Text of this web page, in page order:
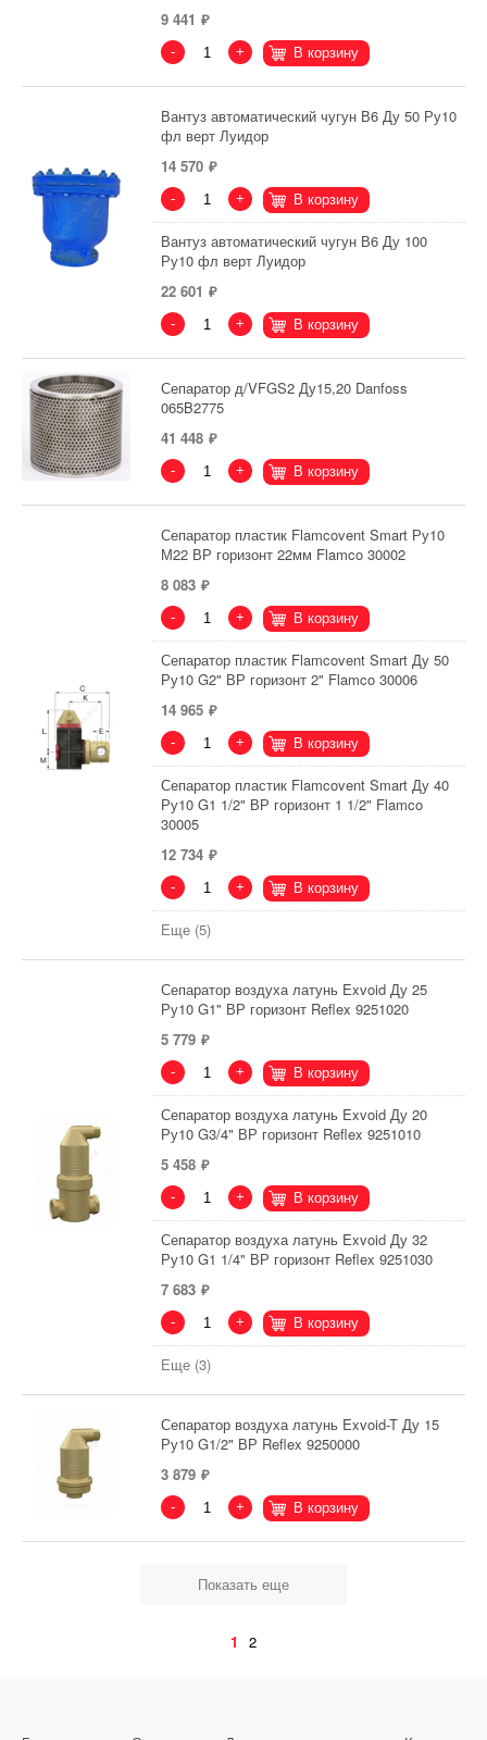
9 441
- + В корзину
Вантуз автоматический чугун В6 Ду 50 Ру10
фл верт Луидор
14 570
- + В корзину
Вантуз автоматический чугун В6 Ду 100
Ру10 фл верт Луидор
22 601
- + В корзину
Сепаратор д/VFGS2 Ду15,20 Danfoss
065B2775
41 448
- + В корзину
Сепаратор пластик Flamcovent Smart Ру10
М22 ВР горизонт 22мм Flamco 30002
8 083
- + В корзину
Сепаратор пластик Flamcovent Smart Ду 50
Ру10 G2" ВР горизонт 2" Flamco 30006
14 965
- + В корзину
Сепаратор пластик Flamcovent Smart Ду 40
Ру10 G1 1/2" ВР горизонт 1 1/2" Flamco
30005
12 734
- + В корзину
Еще (5)
Сепаратор воздуха латунь Exvoid Ду 25
Ру10 G1" ВР горизонт Reflex 9251020
5 779
- + В корзину
Сепаратор воздуха латунь Exvoid Ду 20
Ру10 G3/4" ВР горизонт Reflex 9251010
5 458
- + В корзину
Сепаратор воздуха латунь Exvoid Ду 32
Ру10 G1 1/4" ВР горизонт Reflex 9251030
7 683
- + В корзину
Еще (3)
Сепаратор воздуха латунь Exvoid-T Ду 15
Ру10 G1/2" ВР Reflex 9250000
3 879
- + В корзину
Показать еще
1 2